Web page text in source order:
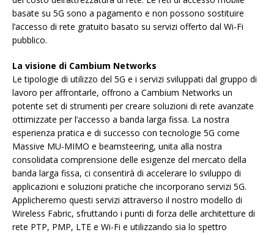
basate su 5G sono a pagamento e non possono sostituire
l’accesso di rete gratuito basato su servizi offerto dal Wi-Fi
pubblico.
La visione di Cambium Networks
Le tipologie di utilizzo del 5G e i servizi sviluppati dal gruppo di
lavoro per affrontarle, offrono a Cambium Networks un
potente set di strumenti per creare soluzioni di rete avanzate
ottimizzate per l’accesso a banda larga fissa. La nostra
esperienza pratica e di successo con tecnologie 5G come
Massive MU-MIMO e beamsteering, unita alla nostra
consolidata comprensione delle esigenze del mercato della
banda larga fissa, ci consentirà di accelerare lo sviluppo di
applicazioni e soluzioni pratiche che incorporano servizi 5G.
Applicheremo questi servizi attraverso il nostro modello di
Wireless Fabric, sfruttando i punti di forza delle architetture di
rete PTP, PMP, LTE e Wi-Fi e utilizzando sia lo spettro